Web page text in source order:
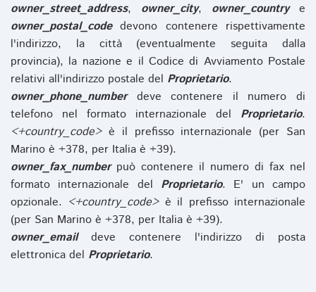
owner_street_address, owner_city, owner_countrye
owner_postal_codedevono contenere rispettivamente
l'indirizzo, la città (eventualmente seguita dalla
provincia), la nazione e il Codice di Avviamento Postale
relativi all'indirizzo postale del Proprietario.
owner_phone_numberdeve contenere il numero di
telefono nel formato internazionale del Proprietario.
<+country_code>è il prefisso internazionale (per San
Marino è +378, per Italia è +39).
owner_fax_numberpuò contenere il numero di fax nel
formato internazionale del Proprietario. E' un campo
opzionale. <+country_code>è il prefisso internazionale
(per San Marino è +378, per Italia è +39).
owner_emaildeve contenere l'indirizzo di posta
elettronica del Proprietario.